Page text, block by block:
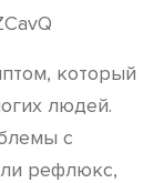
который
людей.
с
рефлюкс,